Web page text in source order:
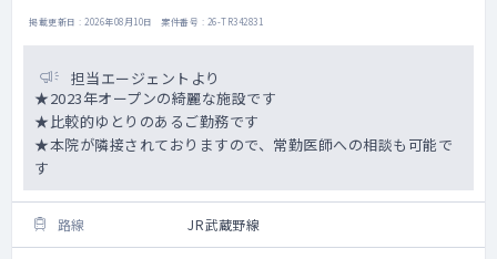
掲載更新日 : 2026年08月10日 案件番号 : 26-TR342831
担当エージェントより
★2023年オープンの綺麗な施設です
★比較的ゆとりのあるご勤務です
★本院が隣接されておりますので、常勤医師への相談も可能で
す
路線 JR武蔵野線